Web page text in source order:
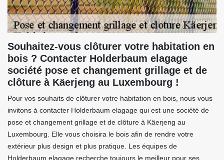
Souhaitez-vous clôturer votre habitation en
bois ? Contacter Holderbaum elagage
société pose et changement grillage et de
clôture à Käerjeng au Luxembourg !
Pour vos souhaits de clôturer votre habitation en bois, nous vous
invitons à contacter Holderbaum elagage qui est une société de
pose et changement grillage et de clôture à Käerjeng au
Luxembourg. Elle vous choisira le bois afin de rendre votre
extérieur plus design et plus pratique. Les équipes de
Holderbaum elagage recherche toujours le meilleur pour ses